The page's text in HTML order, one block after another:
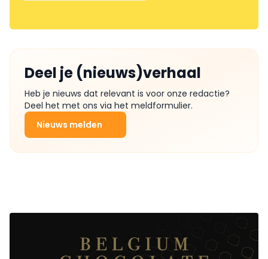
Deel je (nieuws)verhaal
Heb je nieuws dat relevant is voor onze redactie?
Deel het met ons via het meldformulier.
Nieuws melden